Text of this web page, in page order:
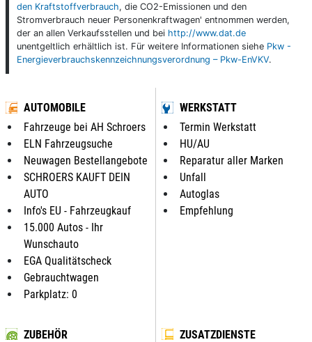
den Kraftstoffverbrauch, die CO2-Emissionen und den
Stromverbrauch neuer Personenkraftwagen' entnommen werden,
der an allen Verkaufsstellen und bei http://www.dat.de
unentgeltlich erhältlich ist. Für weitere Informationen siehe Pkw -
Energieverbrauchskennzeichnungsverordnung – Pkw-EnVKV.
AUTOMOBILE
Fahrzeuge bei AH Schroers
ELN Fahrzeugsuche
Neuwagen Bestellangebote
SCHROERS KAUFT DEIN
AUTO
Info's EU - Fahrzeugkauf
15.000 Autos - Ihr
Wunschauto
EGA Qualitätscheck
Gebrauchtwagen
Parkplatz: 0
WERKSTATT
Termin Werkstatt
HU/AU
Reparatur aller Marken
Unfall
Autoglas
Empfehlung
ZUBEHÖR
ZUSATZDIENSTE